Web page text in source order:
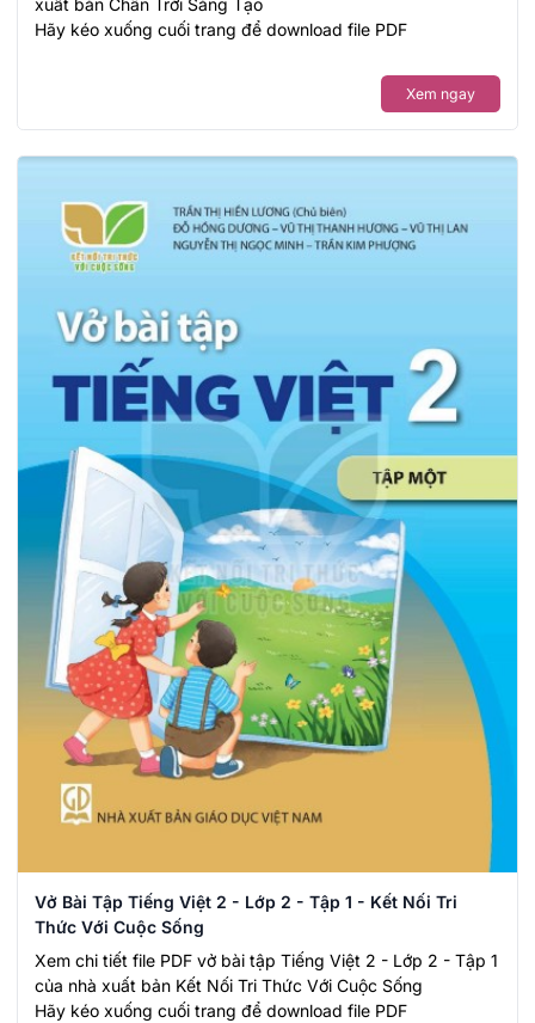
Hãy kéo xuống cuối trang để download file PDF
Xem ngay
Vở Bài Tập Tiếng Việt 2 - Lớp 2 - Tập 1 - Kết Nối Tri
Thức Với Cuộc Sống
Xem chi tiết file PDF vở bài tập Tiếng Việt 2 - Lớp 2 - Tập 1
của nhà xuất bản Kết Nối Tri Thức Với Cuộc Sống
Hãy kéo xuống cuối trang để download file PDF